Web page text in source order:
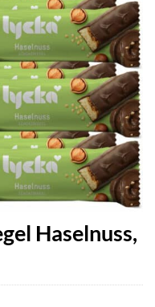
Haselnuss,